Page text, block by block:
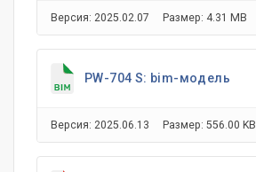
Версия: 2025.02.07 Размер: 4.31 MB
PW-704 S: bim-модель
Версия: 2025.06.13 Размер: 556.00 KB